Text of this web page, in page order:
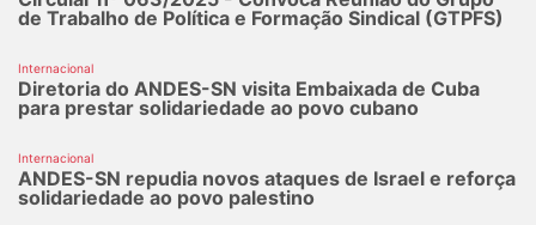
de Trabalho de Política e Formação Sindical (GTPFS)
Internacional
Diretoria do ANDES-SN visita Embaixada de Cuba
para prestar solidariedade ao povo cubano
Internacional
ANDES-SN repudia novos ataques de Israel e reforça
solidariedade ao povo palestino